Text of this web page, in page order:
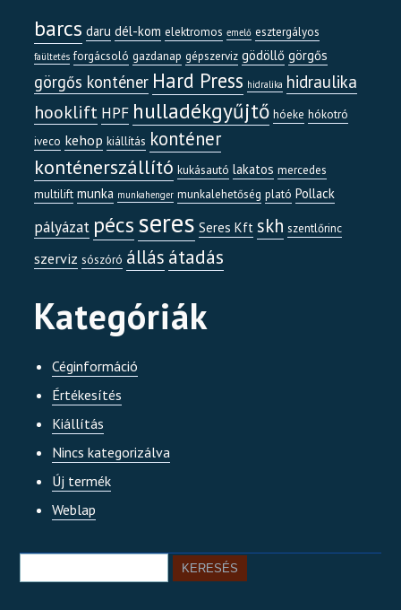
barcs daru dél-kom elektromos emelő esztergályos
faültetés forgácsoló gazdanap gépszerviz gödöllő görgős
görgős konténer Hard Press hidralika hidraulika
hooklift HPF hulladékgyűjtő hóeke hókotró
iveco kehop kiállítás konténer
konténerszállító kukásautó lakatos mercedes
multilift munka munkahenger munkalehetőség plató Pollack
pályázat pécsseres Seres Kft skh szentlőrinc
szerviz sószóró állás átadás
Kategóriák
Céginformáció
Értékesítés
Kiállítás
Nincs kategorizálva
Új termék
Weblap